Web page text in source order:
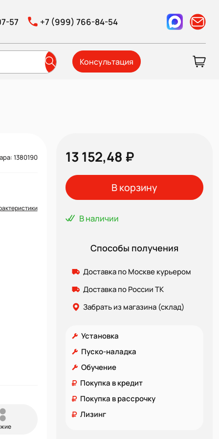
57 +7 (999) 766-84-54
Консультация
1380190 13 152,48 ₽
В корзину
В наличии
Способы получения
Доставка по Москве курьером
Доставка по России ТК
Забрать из магазина (склад)
Установка
Пуско-наладка
Обучение
Покупка в кредит
Покупка в рассрочку
Лизинг